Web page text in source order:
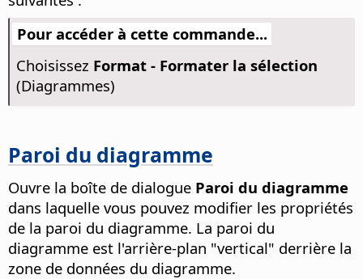
Pour accéder à cette commande...
Choisissez Format - Formater la sélection
(Diagrammes)
Paroi du diagramme
Ouvre la boîte de dialogue Paroi du diagramme
dans laquelle vous pouvez modifier les propriétés
de la paroi du diagramme. La paroi du
diagramme est l'arrière-plan "vertical" derrière la
zone de données du diagramme.